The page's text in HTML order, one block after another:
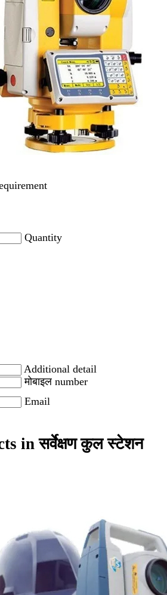
Quantity
Additional detail
मोबाइल number
Email
in सर्वेक्षण कुल स्टेशन